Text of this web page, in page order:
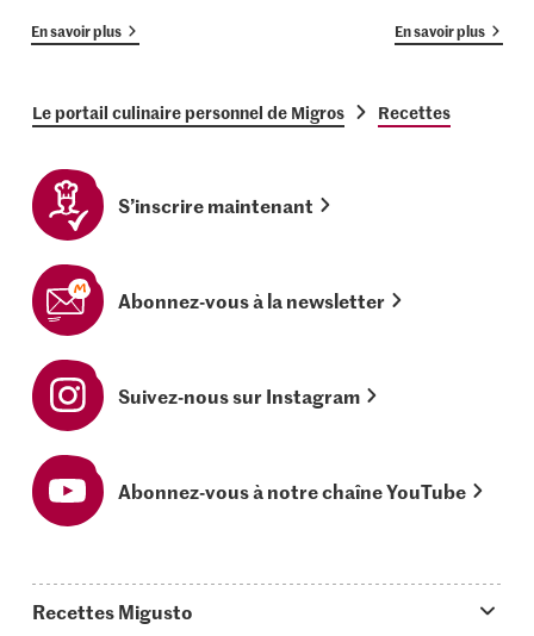
En savoir plus En savoir plus
Le portail culinaire personnel de Migros Recettes
S’inscrire maintenant
Abonnez-vous à la newsletter
Suivez-nous sur Instagram
Abonnez-vous à notre chaîne YouTube
Recettes Migusto